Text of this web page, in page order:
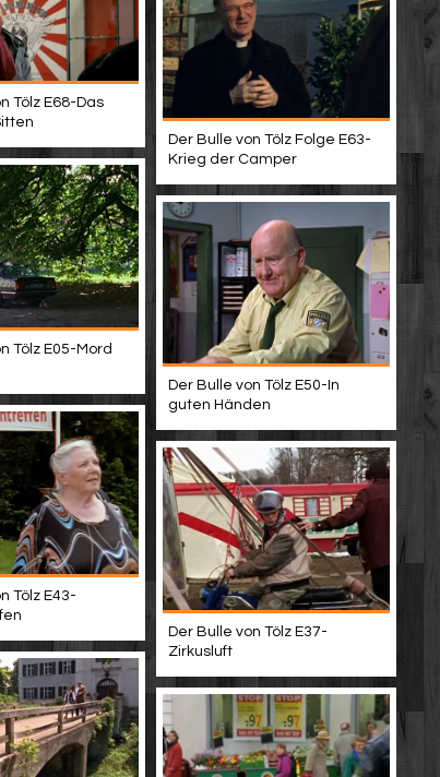
Der Bulle von Tölz Folge E63-
Krieg der Camper
Tölz E68-Das
Tölz E05-Mord
Der Bulle von Tölz E50-In
guten Händen
Tölz E43-
Der Bulle von Tölz E37-
Zirkusluft